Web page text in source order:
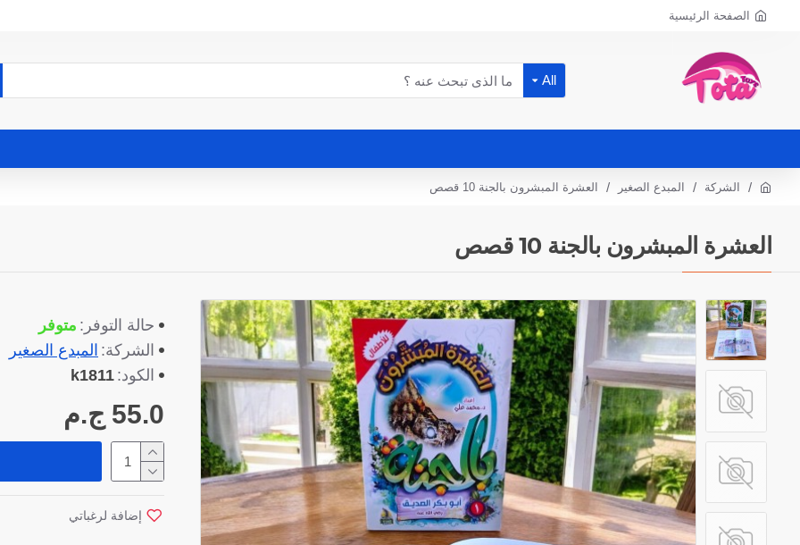
الصفحة الرئيسية
All
الشركة المبدع الصغير العشرة المبشرون بالجنة 10 قصص
العشرة المبشرون بالجنة 10 قصص
حالة التوفر: متوفر
الشركة: المبدع الصغير
الكود: k1811
55.0 ج.م
إضافة لرغباتي